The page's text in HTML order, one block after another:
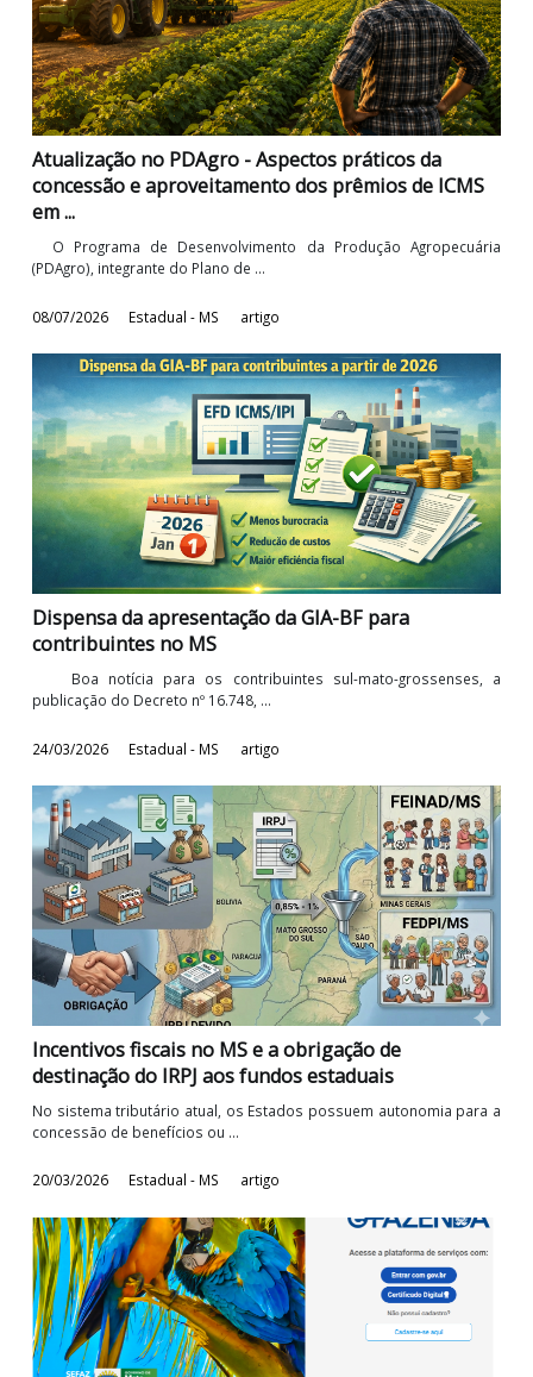
Atualização no PDAgro - Aspectos práticos da
concessão e aproveitamento dos prêmios de
em ...
O Programa de Desenvolvimento da Produção
(PDAgro), integrante do Plano de ...
08/07/2026 Estadual - MS artigo
Dispensa da apresentação da GIA-BF para
contribuintes no MS
Boa notícia para os contribuintes sul-mato-
publicação do Decreto nº 16.748, ...
24/03/2026 Estadual - MS artigo
Incentivos fiscais no MS e a obrigação de
destinação do IRPJ aos fundos estaduais